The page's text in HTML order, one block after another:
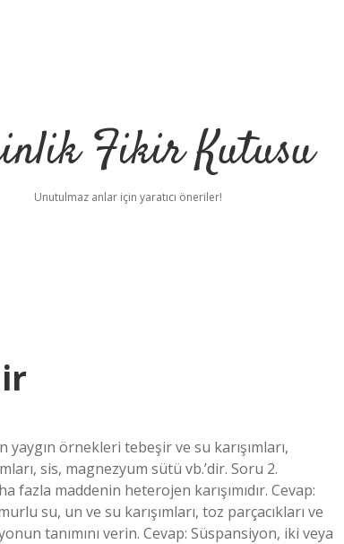
Fikir Kutusu
Unutulmaz anlar için yaratıcı öneriler!
örnekleri tebeşir ve su karışımları,
sis, magnezyum sütü vb.’dir. Soru 2.
fazla maddenin heterojen karışımıdır. Cevap:
su, un ve su karışımları, toz parçacıkları ve
tanımını verin. Cevap: Süspansiyon, iki veya